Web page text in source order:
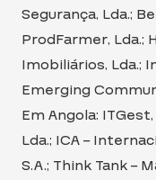
Segurança, Lda.;
ProdFarmer, Lda.;
Imobiliários, Lda.;
Emerging
Em Angola:
Lda.; ICA –
S.A.; Think Tank –